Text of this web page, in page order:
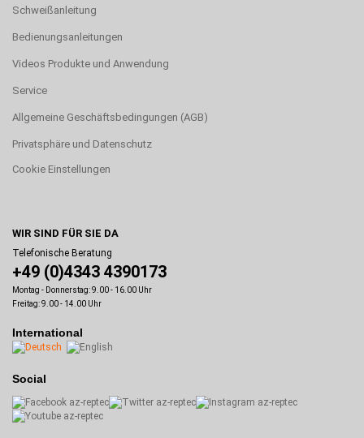
Schweißanleitung
Bedienungsanleitungen
Videos Produkte und Anwendung
Service
Allgemeine Geschäftsbedingungen (AGB)
Privatsphäre und Datenschutz
Cookie Einstellungen
WIR SIND FÜR SIE DA
Telefonische Beratung
+49 (0)4343 4390173
Montag - Donnerstag: 9.00 - 16.00 Uhr
Freitag: 9.00 - 14.00 Uhr
International
Social